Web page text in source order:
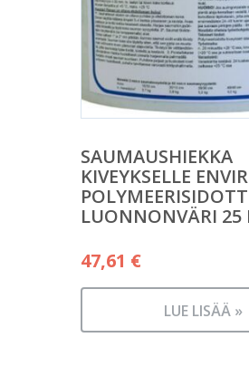
SAUMAUSHIEKKA
KIVEYKSELLE
LUONNONVÄRI 25
47,61 €
LUE LISÄÄ »